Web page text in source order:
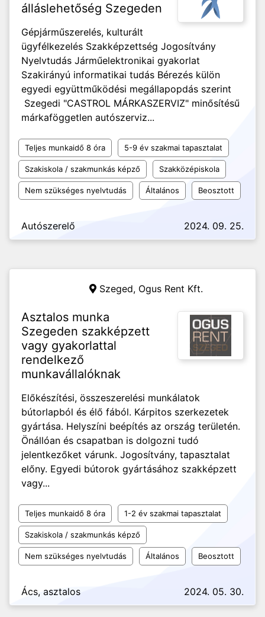
álláslehetőség Szegeden
Gépjárműszerelés, kulturált
ügyfélkezelés Szakképzettség Jogosítvány
Nyelvtudás Járműelektronikai gyakorlat
Szakirányú informatikai tudás Bérezés külön
egyedi együttműködési megállapopdás szerint
Szegedi "CASTROL MÁRKASZERVIZ" minősítésű
márkaföggetlen autószerviz...
Teljes munkaidő 8 óra 5-9 év szakmai tapasztalat
Szakiskola / szakmunkás képző Szakközépiskola
Nem szükséges nyelvtudás Általános Beosztott
Autószerelő 2024. 09. 25.
Szeged, Ogus Rent Kft.
Asztalos munka
Szegeden szakképzett
vagy gyakorlattal
rendelkező
munkavállalóknak
Előkészítési, összeszerelési munkálatok
bútorlapból és élő fából. Kárpitos szerkezetek
gyártása. Helyszíni beépítés az ország területén.
Önállóan és csapatban is dolgozni tudó
jelentkezőket várunk. Jogosítvány, tapasztalat
előny. Egyedi bútorok gyártásához szakképzett
vagy...
Teljes munkaidő 8 óra 1-2 év szakmai tapasztalat
Szakiskola / szakmunkás képző
Nem szükséges nyelvtudás Általános Beosztott
Ács, asztalos 2024. 05. 30.